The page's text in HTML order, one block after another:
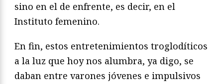
sino en el de enfrente, es decir, en el
Instituto femenino.
En fin, estos entretenimientos troglodíticos
a la luz que hoy nos alumbra, ya digo, se
daban entre varones jóvenes e impulsivos